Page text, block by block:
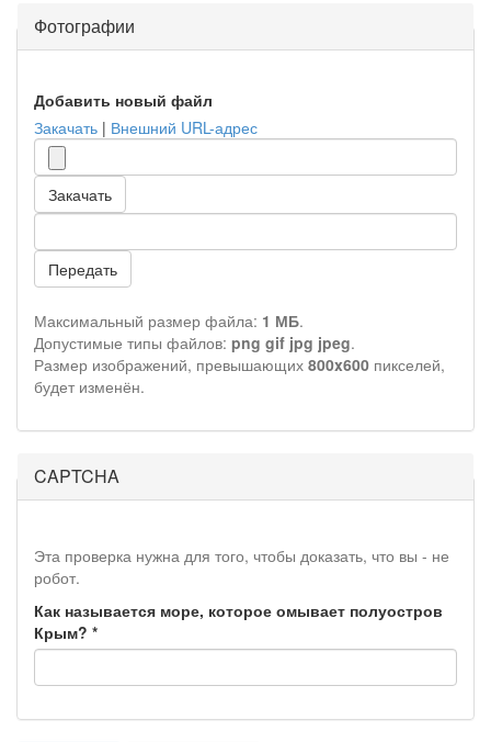
Фотографии
Добавить новый файл
Закачать | Внешний URL-адрес
Закачать
Передать
Максимальный размер файла: 1 МБ.
Допустимые типы файлов: png gif jpg jpeg.
Размер изображений, превышающих 800x600 пикселей,
будет изменён.
CAPTCHA
Эта проверка нужна для того, чтобы доказать, что вы - не
робот.
Как называется море, которое омывает полуостров
Крым? *